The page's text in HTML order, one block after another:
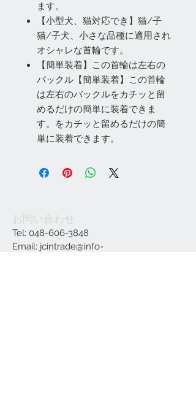
ます。
【小型犬、猫対応でき】猫/子
猫/子犬、小さな品種に適用され
オシャレな首輪です。
【簡単装着】この首輪は左右の
バックル【簡単装着】この首輪
は左右のバックルをカチッと留
めるだけの簡単に装着できま
す。をカチッと留めるだけの簡
単に装着できます。
お問い合わせ
Tel: 048-606-3848
Email: jcintrade@info-